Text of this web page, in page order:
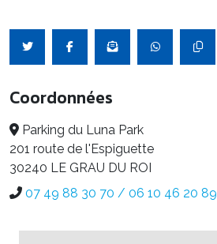
Coordonnées
Parking du Luna Park
201 route de l'Espiguette
30240 LE GRAU DU ROI
07 49 88 30 70 / 06 10 46 20 89